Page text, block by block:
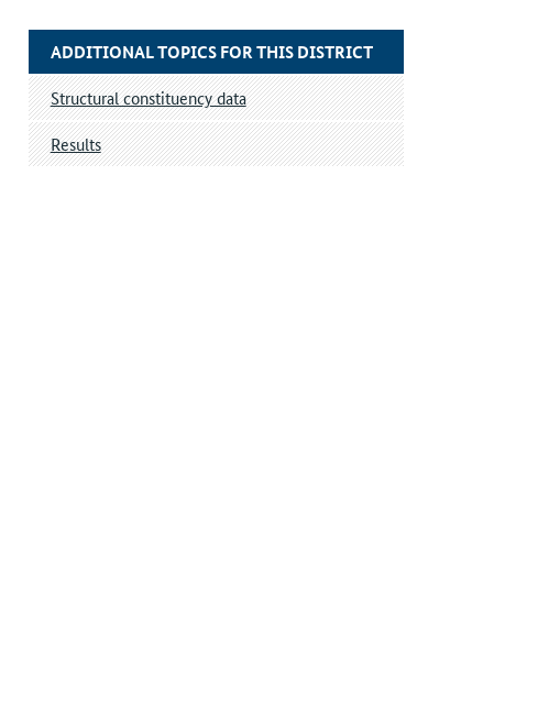
ADDITIONAL TOPICS FOR THIS DISTRICT
Structural constituency data
Results